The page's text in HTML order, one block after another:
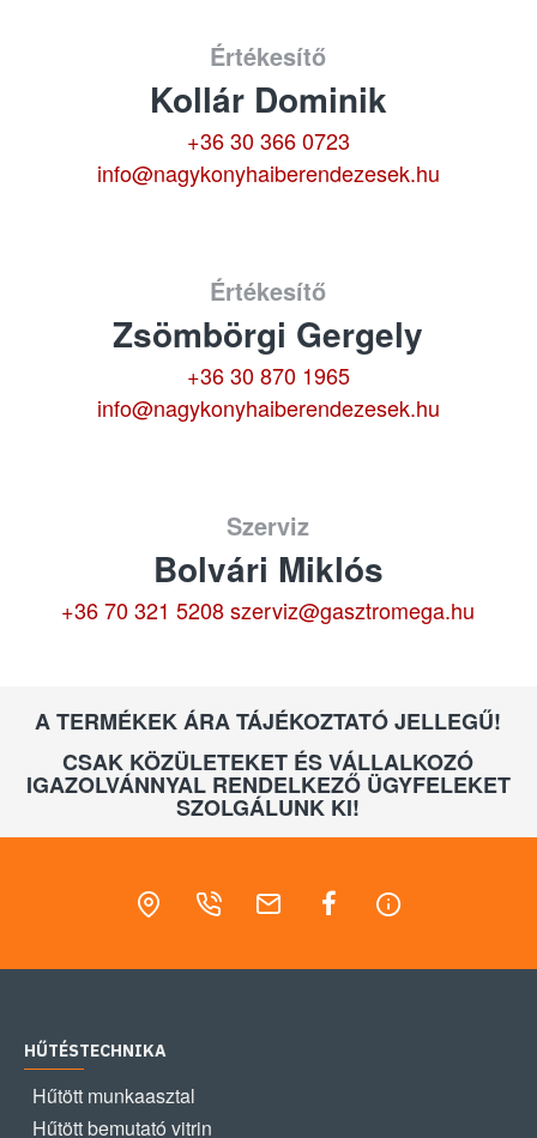
Értékesítő
Kollár Dominik
+36 30 366 0723
info@nagykonyhaiberendezesek.hu
Értékesítő
Zsömbörgi Gergely
+36 30 870 1965
info@nagykonyhaiberendezesek.hu
Szerviz
Bolvári Miklós
+36 70 321 5208 szerviz@gasztromega.hu
A TERMÉKEK ÁRA TÁJÉKOZTATÓ JELLEGŰ!
CSAK KÖZÜLETEKET ÉS VÁLLALKOZÓ
IGAZOLVÁNNYAL RENDELKEZŐ ÜGYFELEKET
SZOLGÁLUNK KI!
HŰTÉSTECHNIKA
Hűtött munkaasztal
Hűtött bemutató vitrin